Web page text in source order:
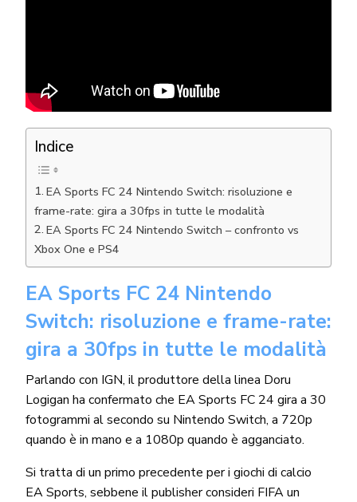
Indice
EA Sports FC 24 Nintendo Switch: risoluzione e
frame-rate: gira a 30fps in tutte le modalità
EA Sports FC 24 Nintendo Switch – confronto vs
Xbox One e PS4
EA Sports FC 24 Nintendo
Switch: risoluzione e frame-rate:
gira a 30fps in tutte le modalità
Parlando con IGN, il produttore della linea Doru
Logigan ha confermato che EA Sports FC 24 gira a 30
fotogrammi al secondo su Nintendo Switch, a 720p
quando è in mano e a 1080p quando è agganciato.
Si tratta di un primo precedente per i giochi di calcio
EA Sports, sebbene il publisher consideri FIFA un